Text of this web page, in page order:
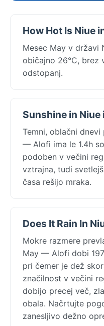
How Hot Is Niue
Mesec May v
običajno 26°C, brez
odstopanj.
Sunshine in Niue
Temni, oblačni
— Alofi ima le 1.4h
podoben v večini
vztrajna, tudi
časa rešijo mraka.
Does It Rain In
Mokre razmere
May — Alofi dobi
pri čemer je dež
značilnost v večini
dobijo precej več,
obala. Načrtujte
zanesljivo dežno